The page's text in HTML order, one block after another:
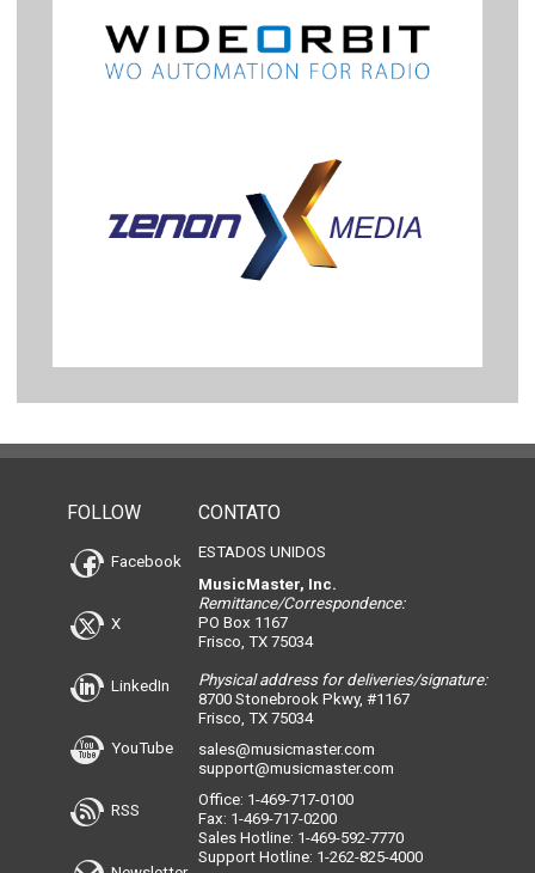
FOLLOW
Facebook
X
LinkedIn
YouTube
RSS
CONTATO
ESTADOS UNIDOS
MusicMaster, Inc.
Remittance/Correspondence:
PO Box 1167
Frisco, TX 75034
Physical address for deliveries/signature:
8700 Stonebrook Pkwy, #1167
Frisco, TX 75034
sales@musicmaster.com
support@musicmaster.com
Office: 1-469-717-0100
Fax: 1-469-717-0200
Sales Hotline: 1-469-592-7770
Support Hotline: 1-262-825-4000